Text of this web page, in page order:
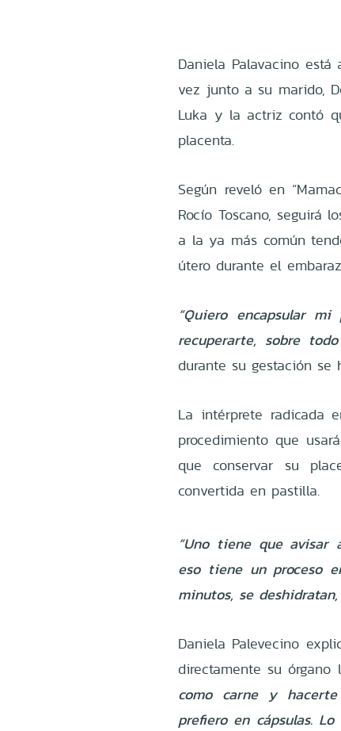
Daniela Palavacino
vez junto a su marido,
Luka y la actriz contó
placenta.
Según reveló en
Rocío Toscano, seguirá
a la ya más común
útero durante el
“Quiero encapsular
recuperarte, sobre
durante su gestación se
La intérprete radicada
procedimiento que
que conservar su
convertida en pastilla.
“Uno tiene que avisar
eso tiene un proceso
minutos, se
Daniela Palevecino
directamente su órgano
como carne y
prefiero en cápsulas.